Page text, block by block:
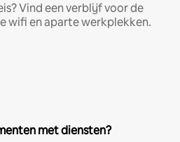
Vind een verblijf voor de
wifi en aparte werkplekken.
met diensten?